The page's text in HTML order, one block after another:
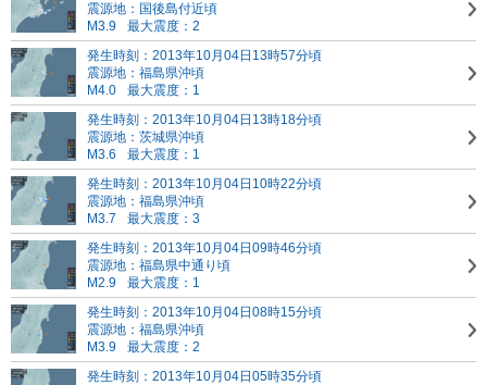
震源地：国後島付近頃
M3.9
最大震度：2
発生時刻：2013年10月04日13時57分頃
震源地：福島県沖頃
M4.0
最大震度：1
発生時刻：2013年10月04日13時18分頃
震源地：茨城県沖頃
M3.6
最大震度：1
発生時刻：2013年10月04日10時22分頃
震源地：福島県沖頃
M3.7
最大震度：3
発生時刻：2013年10月04日09時46分頃
震源地：福島県中通り頃
M2.9
最大震度：1
発生時刻：2013年10月04日08時15分頃
震源地：福島県沖頃
M3.9
最大震度：2
発生時刻：2013年10月04日05時35分頃